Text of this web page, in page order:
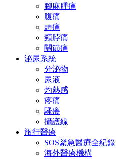
腳麻腫痛
腹痛
頭痛
頸脖痛
關節痛
泌尿系統
分泌物
尿液
灼熱感
疼痛
騷癢
攝護線
旅行醫療
SOS緊急醫療全紀錄
海外醫療機構